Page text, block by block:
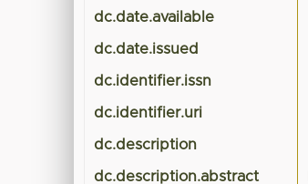
dc.date.available
dc.date.issued
dc.identifier.issn
dc.identifier.uri
dc.description
dc.description.abstract